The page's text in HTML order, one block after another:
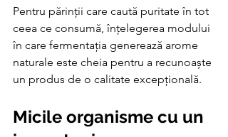
Pentru părinții care caută puritate în tot
ceea ce consumă, înțelegerea modului
în care fermentația generează arome
naturale este cheia pentru a recunoaște
un produs de o calitate excepțională.
Micile organisme cu un